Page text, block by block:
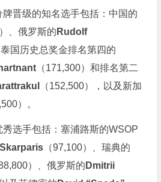
晋级的知名选手包括：中国的
、俄罗斯的 Rudolf
泰国历史总奖金排名第四的
（171,300）和排名第二
（152,500），以及新加
）。
选手包括：塞浦路斯的WSOP
（97,100）、瑞典的
88,800）、俄罗斯的 Dmitrii